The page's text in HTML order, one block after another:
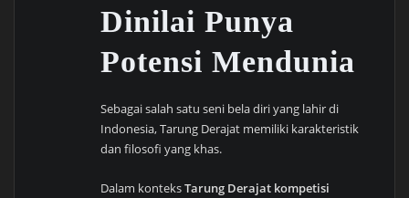
Dinilai Punya
Potensi Mendunia
Sebagai salah satu seni bela diri yang lahir di
Indonesia, Tarung Derajat memiliki karakteristik
dan filosofi yang khas.
Dalam konteksTarung Derajat kompetisi